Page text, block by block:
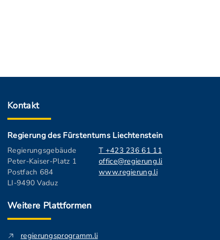
Kontakt
Regierung des Fürstentums Liechtenstein
Regierungsgebäude
Peter-Kaiser-Platz 1
Postfach 684
LI-9490 Vaduz
T +423 236 61 11
office@regierung.li
www.regierung.li
Weitere Plattformen
regierungsprogramm.li